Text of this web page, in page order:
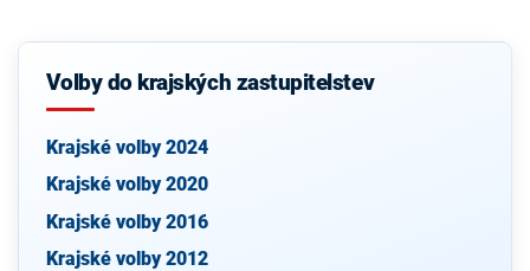
Volby do krajských zastupitelstev
Krajské volby 2024
Krajské volby 2020
Krajské volby 2016
Krajské volby 2012